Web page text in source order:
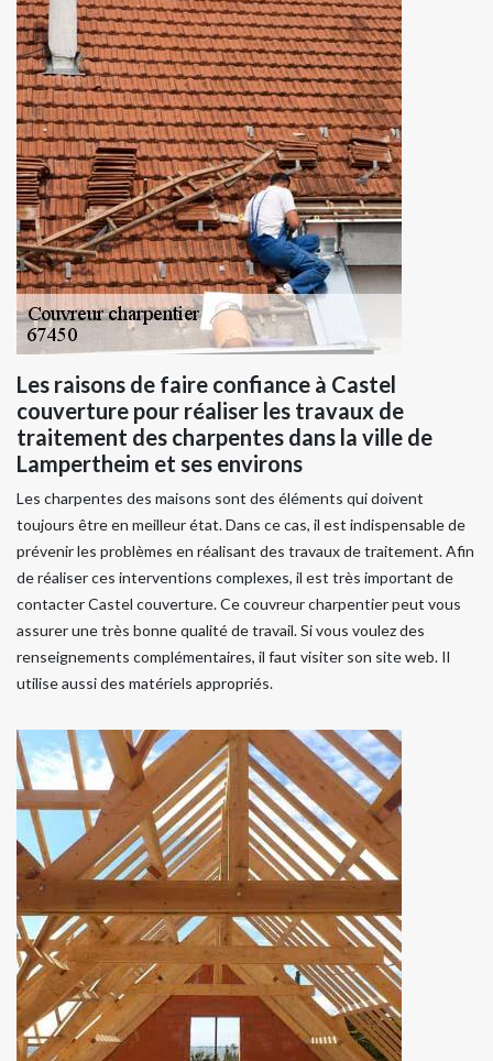
Les raisons de faire confiance à Castel
couverture pour réaliser les travaux de
traitement des charpentes dans la ville de
Lampertheim et ses environs
Les charpentes des maisons sont des éléments qui doivent
toujours être en meilleur état. Dans ce cas, il est indispensable de
prévenir les problèmes en réalisant des travaux de traitement. Afin
de réaliser ces interventions complexes, il est très important de
contacter Castel couverture. Ce couvreur charpentier peut vous
assurer une très bonne qualité de travail. Si vous voulez des
renseignements complémentaires, il faut visiter son site web. Il
utilise aussi des matériels appropriés.